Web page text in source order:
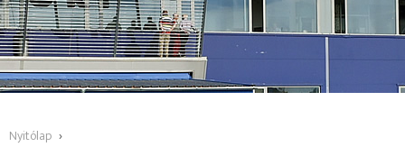
Nyitólap ›